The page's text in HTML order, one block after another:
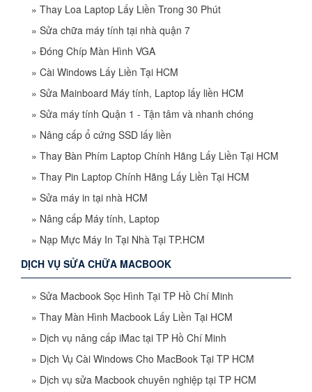
» Thay Loa Laptop Lấy Liền Trong 30 Phút
» Sửa chữa máy tính tại nhà quận 7
» Đóng Chíp Màn Hình VGA
» Cài Windows Lấy Liền Tại HCM
» Sửa Mainboard Máy tính, Laptop lấy liền HCM
» Sửa máy tính Quận 1 - Tận tâm và nhanh chóng
» Nâng cấp ổ cứng SSD lấy liền
» Thay Bàn Phím Laptop Chính Hãng Lấy Liền Tại HCM
» Thay Pin Laptop Chính Hãng Lấy Liền Tại HCM
» Sửa máy in tại nhà HCM
» Nâng cấp Máy tính, Laptop
» Nạp Mực Máy In Tại Nhà Tại TP.HCM
DỊCH VỤ SỬA CHỮA MACBOOK
» Sửa Macbook Sọc Hình Tại TP Hồ Chí Minh
» Thay Màn Hình Macbook Lấy Liền Tại HCM
» Dịch vụ nâng cấp iMac tại TP Hồ Chí Minh
» Dịch Vụ Cài Windows Cho MacBook Tại TP HCM
» Dịch vụ sửa Macbook chuyên nghiệp tại TP HCM